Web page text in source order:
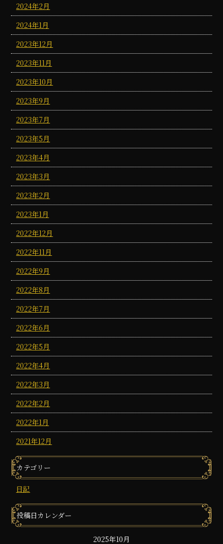
2024年2月
2024年1月
2023年12月
2023年11月
2023年10月
2023年9月
2023年7月
2023年5月
2023年4月
2023年3月
2023年2月
2023年1月
2022年12月
2022年11月
2022年9月
2022年8月
2022年7月
2022年6月
2022年5月
2022年4月
2022年3月
2022年2月
2022年1月
2021年12月
カテゴリー
日記
投稿日カレンダー
2025年10月